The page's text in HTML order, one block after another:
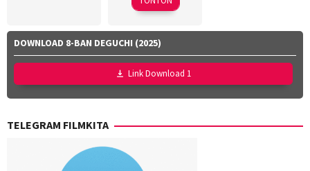
DOWNLOAD 8-BAN DEGUCHI (2025)
Link Download 1
TELEGRAM FILMKITA